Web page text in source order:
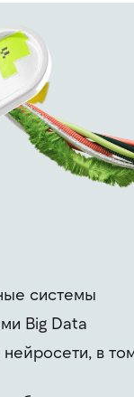
системы
Big Data
в